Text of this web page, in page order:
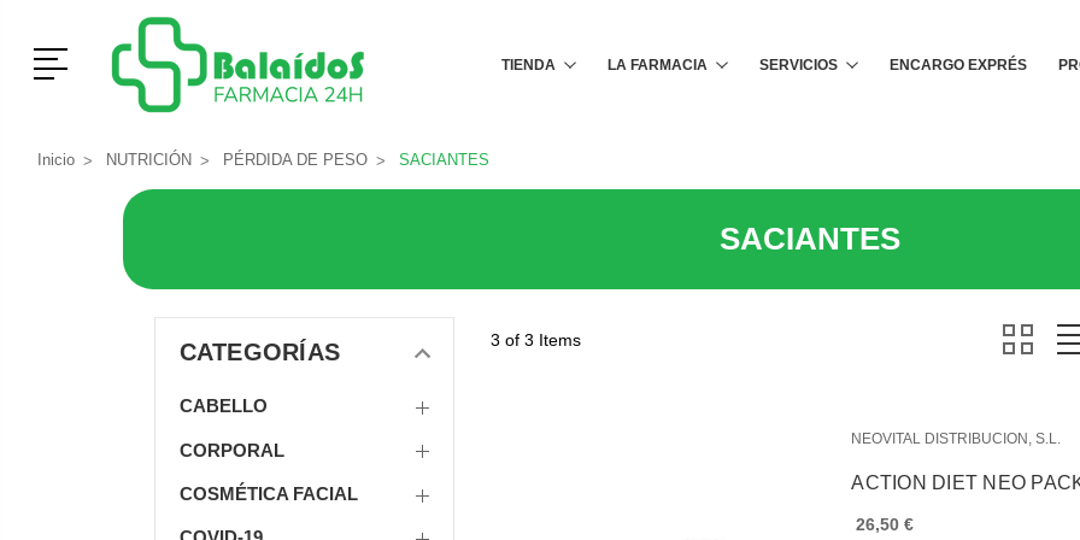
Menú TIENDA LA FARMACIA SERVICIOS ENCARGO EXPRÉS
Inicio NUTRICIÓN PÉRDIDA DE PESO SACIANTES
SACIANTES
CATEGORÍAS
CABELLO
CORPORAL
COSMÉTICA FACIAL
3 of 3 Items
NEOVITAL DISTRIBUCION, S.L.
ACTION DIET NEO
26,50 €